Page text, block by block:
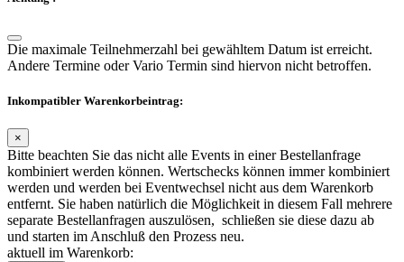
Die maximale Teilnehmerzahl bei gewähltem Datum ist erreicht.
Andere Termine oder Vario Termin sind hiervon nicht betroffen.
Inkompatibler Warenkorbeintrag:
×
Bitte beachten Sie das nicht alle Events in einer Bestellanfrage
kombiniert werden können. Wertschecks können immer kombiniert
werden und werden bei Eventwechsel nicht aus dem Warenkorb
entfernt. Sie haben natürlich die Möglichkeit in diesem Fall mehrere
separate Bestellanfragen auszulösen, schließen sie diese dazu ab
und starten im Anschluß den Prozess neu.
aktuell im Warenkorb: